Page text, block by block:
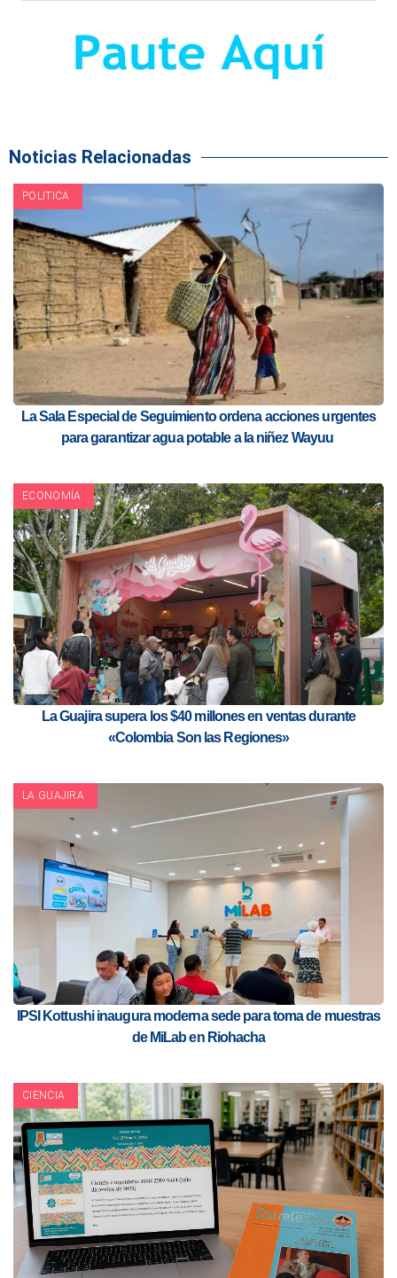
Noticias Relacionadas
POLITICA
La Sala Especial de Seguimiento ordena acciones urgentes
para garantizar agua potable a la niñez Wayuu
ECONOMÍA
La Guajira supera los $40 millones en ventas durante
«Colombia Son las Regiones»
LA GUAJIRA
IPSI Kottushi inaugura moderna sede para toma de muestras
de MiLab en Riohacha
CIENCIA